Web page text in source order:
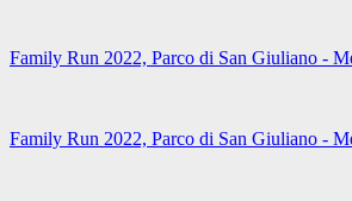
Family Run 2022, Parco di San Giuliano -
Family Run 2022, Parco di San Giuliano -